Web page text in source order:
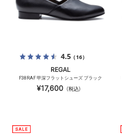
4.5（16）
REGAL
F38RAF 甲深フラットシューズ ブラック
¥17,600 （税込）